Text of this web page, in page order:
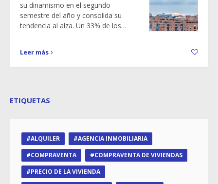
su dinamismo en el segundo
semestre del año y consolida su
tendencia al alza. Un 33% de los…
Leer más
ETIQUETAS
ALQUILER
AGENCIA INMOBILIARIA
COMPRAVENTA
COMPRAVENTA DE VIVIENDAS
PRECIO DE LA VIVIENDA